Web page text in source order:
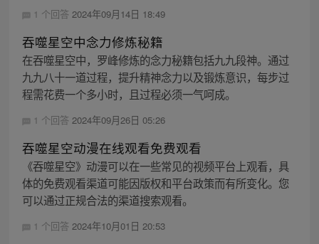
1 个回答 2024年09月14日 18:49
吞噬星空中念力修炼秘籍
在吞噬星空中，罗峰修炼的念力秘籍包括九九段神。通过
九九八十一道过程，提升精神念力以及锻炼意识，每步过
程需花费一个多小时，且过程必须一气呵成。
1 个回答 2024年09月26日 05:26
吞噬星空动漫在线观看免费观看
《吞噬星空》动漫可以在一些常见的视频平台上观看，具
体的免费观看渠道可能因版权和平台政策而有所变化。您
可以通过正规合法的渠道搜索观看。
1 个回答 2024年10月01日 20:53